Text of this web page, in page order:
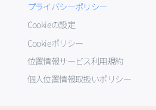
プライバシーポリシー
Cookieの設定
Cookieポリシー
位置情報サービス利用規約
個人位置情報取扱いポリシー